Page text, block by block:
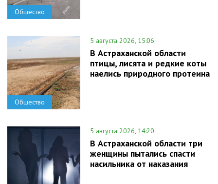
Общество
Общество
5 августа 2026, 15:06
В Астраханской области
птицы, лисята и редкие коты
наелись природного протеина
5 августа 2026, 14:20
В Астраханской области три
женщины пытались спасти
насильника от наказания